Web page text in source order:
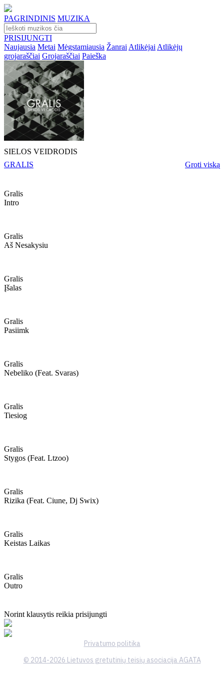
PAGRINDINIS MUZIKA
PRISIJUNGTI
Naujausia Metai Mėgstamiausia Žanrai Atlikėjai Atlikėjų
grojaraščiai Grojaraščiai Paieška
SIELOS VEIDRODIS
GRALIS
Groti viską
Gralis
Intro
Gralis
Aš Nesakysiu
Gralis
Įšalas
Gralis
Pasiimk
Gralis
Nebeliko (feat. Svaras)
Gralis
Tiesiog
Gralis
Stygos (feat. Ltzoo)
Gralis
Rizika (feat. Ciune, Dj Swix)
Gralis
Keistas Laikas
Gralis
Outro
Norint klausytis reikia prisijungti
Privatumo politika
© 2014-2026 Lietuvos gretutinių teisių asociacija AGATA